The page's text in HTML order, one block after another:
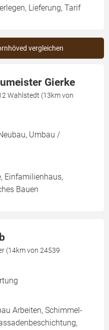
Lieferung, Tarif
vergleichen
Gierke
Wahlstedt (13km von
Umbau /
Einfamilienhaus,
Bauen
(14km von 24539
Arbeiten, Schimmel-